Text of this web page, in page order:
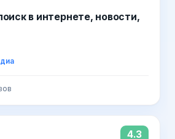
в интернете, новости,
4.3